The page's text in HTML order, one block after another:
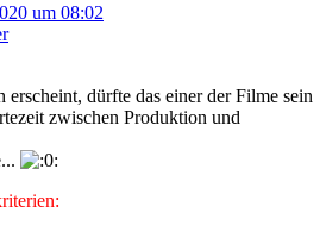
um 08:02
erscheint, dürfte das einer der Filme sein
zwischen Produktion und